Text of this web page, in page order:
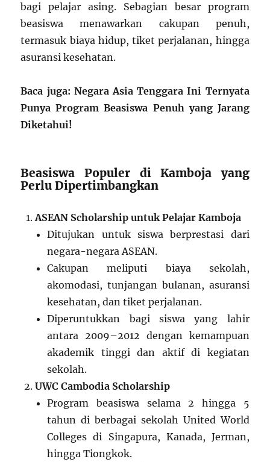
bagi pelajar asing. Sebagian besar program
beasiswa menawarkan cakupan penuh,
termasuk biaya hidup, tiket perjalanan, hingga
asuransi kesehatan.
Baca juga: Negara Asia Tenggara Ini Ternyata
Punya Program Beasiswa Penuh yang Jarang
Diketahui!
Beasiswa Populer di Kamboja yang
Perlu Dipertimbangkan
ASEAN Scholarship untuk Pelajar Kamboja
Ditujukan untuk siswa berprestasi dari
negara-negara ASEAN.
Cakupan meliputi biaya sekolah,
akomodasi, tunjangan bulanan, asuransi
kesehatan, dan tiket perjalanan.
Diperuntukkan bagi siswa yang lahir
antara 2009–2012 dengan kemampuan
akademik tinggi dan aktif di kegiatan
sekolah.
UWC Cambodia Scholarship
Program beasiswa selama 2 hingga 5
tahun di berbagai sekolah United World
Colleges di Singapura, Kanada, Jerman,
hingga Tiongkok.